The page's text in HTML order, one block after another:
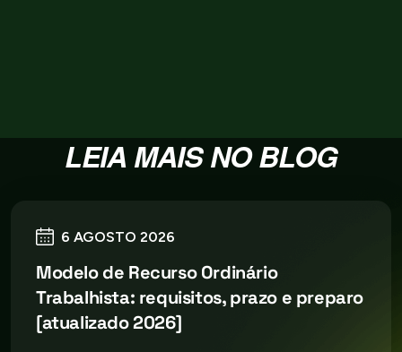
LEIA MAIS NO BLOG
6 AGOSTO 2026
Modelo de Recurso Ordinário
Trabalhista: requisitos, prazo e preparo
[atualizado 2026]